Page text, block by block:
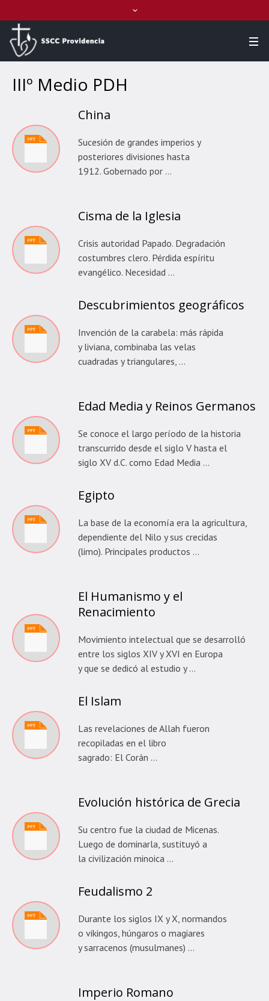
IIIº Medio PDH
China
Sucesión de grandes imperios y
posteriores divisiones hasta
1912. Gobernado por …
Cisma de la Iglesia
Crisis autoridad Papado. Degradación
costumbres clero. Pérdida espíritu
evangélico. Necesidad …
Descubrimientos geográficos
Invención de la carabela: más rápida
y liviana, combinaba las velas
cuadradas y triangulares, …
Edad Media y Reinos Germanos
Se conoce el largo período de la historia
transcurrido desde el siglo V hasta el
siglo XV d.C. como Edad Media …
Egipto
La base de la economía era la agricultura,
dependiente del Nilo y sus crecidas
(limo). Principales productos …
El Humanismo y el
Renacimiento
Movimiento intelectual que se desarrolló
entre los siglos XIV y XVI en Europa
y que se dedicó al estudio y …
El Islam
Las revelaciones de Allah fueron
recopiladas en el libro
sagrado: El Corán …
Evolución histórica de Grecia
Su centro fue la ciudad de Micenas.
Luego de dominarla, sustituyó a
la civilización minoica …
Feudalismo 2
Durante los siglos IX y X, normandos
o vikingos, húngaros o magiares
y sarracenos (musulmanes) …
Imperio Romano